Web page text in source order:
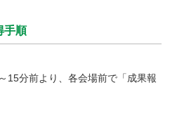
手順
15分前より、各会場前で「成果報